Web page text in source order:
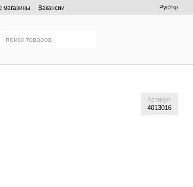
магазины
Вакансии
РусУкр
Артикул
4013016